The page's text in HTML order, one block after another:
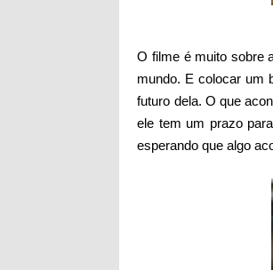
O filme é muito sobre
mundo. E colocar um
futuro dela. O que
ele tem um prazo
esperando que algo